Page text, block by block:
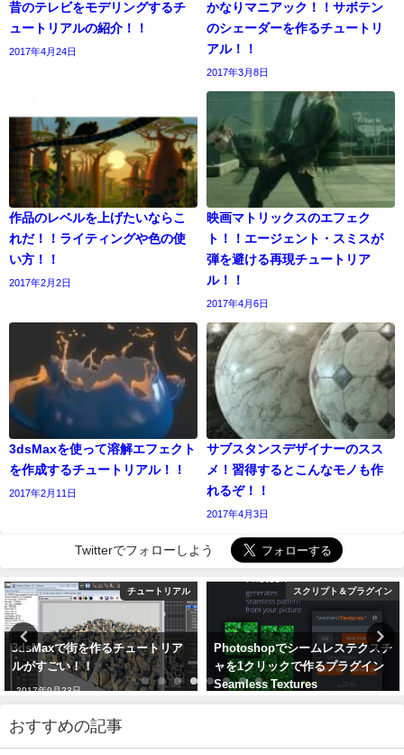
昔のテレビをモデリングするチ
ュートリアルの紹介！！
2017年4月24日
かなりマニアック！！サボテン
のシェーダーを作るチュートリ
アル！！
2017年3月8日
作品のレベルを上げたいならこ
れだ！！ライティングや色の使
い方！！
2017年2月2日
映画マトリックスのエフェク
ト！！エージェント・スミスが
弾を避ける再現チュートリア
ル！！
2017年4月6日
3dsMaxを使って溶解エフェクト
を作成するチュートリアル！！
2017年2月11日
サブスタンスデザイナーのスス
メ！習得するとこんなモノも作
れるぞ！！
2017年4月3日
Twitterでフォローしよう
チュートリアル
3dsMaxで街を作るチュートリア
ルがすごい！！
2017年9月23日
スクリプト＆プラグイン
Photoshopでシームレステクスチ
ャを1クリックで作るプラグイン
Seamless Textures
Generator！！
おすすめの記事